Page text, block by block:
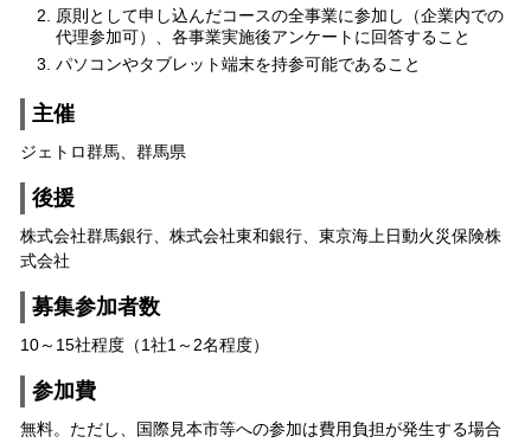
原則として申し込んだコースの全事業に参加し（企業内での
代理参加可）、各事業実施後アンケートに回答すること
パソコンやタブレット端末を持参可能であること
主催
ジェトロ群馬、群馬県
後援
株式会社群馬銀行、株式会社東和銀行、東京海上日動火災保険株
式会社
募集参加者数
10～15社程度（1社1～2名程度）
参加費
無料。ただし、国際見本市等への参加は費用負担が発生する場合